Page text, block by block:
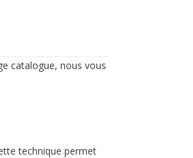
catalogue, nous vous
technique permet